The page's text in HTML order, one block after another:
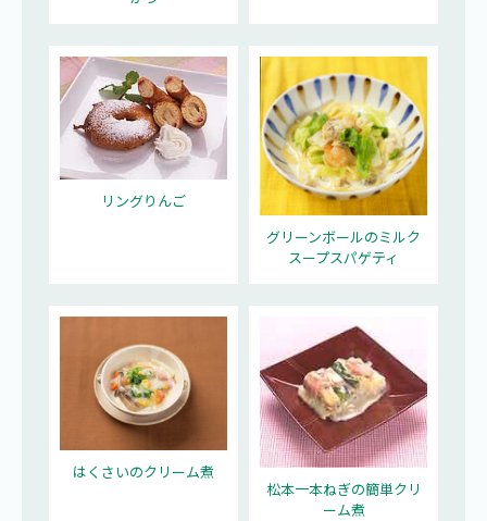
リングりんご
グリーンボールのミルク
スープスパゲティ
はくさいのクリーム煮
松本一本ねぎの簡単クリ
ーム煮